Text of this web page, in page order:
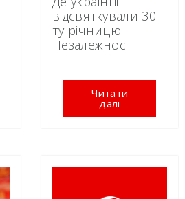
відсвяткували 30-
ту річницю
Незалежності
Читати
далі